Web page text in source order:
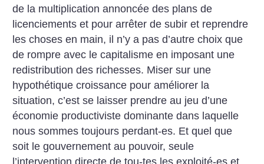
de la multiplication annoncée des plans de
licenciements et pour arrêter de subir et reprendre
les choses en main, il n’y a pas d’autre choix que
de rompre avec le capitalisme en imposant une
redistribution des richesses. Miser sur une
hypothétique croissance pour améliorer la
situation, c’est se laisser prendre au jeu d’une
économie productiviste dominante dans laquelle
nous sommes toujours perdant-es. Et quel que
soit le gouvernement au pouvoir, seule
l’intervention directe de tou-tes les exploité-es et